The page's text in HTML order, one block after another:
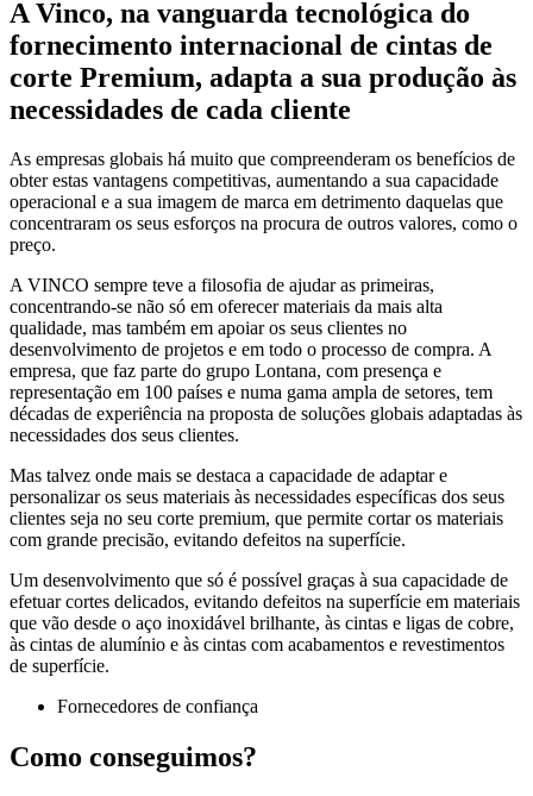
A Vinco, na vanguarda tecnológica do
fornecimento internacional de cintas de
corte Premium, adapta a sua produção às
necessidades de cada cliente
As empresas globais há muito que compreenderam os benefícios de
obter estas vantagens competitivas, aumentando a sua capacidade
operacional e a sua imagem de marca em detrimento daquelas que
concentraram os seus esforços na procura de outros valores, como o
preço.
A VINCO sempre teve a filosofia de ajudar as primeiras,
concentrando-se não só em oferecer materiais da mais alta
qualidade, mas também em apoiar os seus clientes no
desenvolvimento de projetos e em todo o processo de compra. A
empresa, que faz parte do grupo Lontana, com presença e
representação em 100 países e numa gama ampla de setores, tem
décadas de experiência na proposta de soluções globais adaptadas às
necessidades dos seus clientes.
Mas talvez onde mais se destaca a capacidade de adaptar e
personalizar os seus materiais às necessidades específicas dos seus
clientes seja no seu corte premium, que permite cortar os materiais
com grande precisão, evitando defeitos na superfície.
Um desenvolvimento que só é possível graças à sua capacidade de
efetuar cortes delicados, evitando defeitos na superfície em materiais
que vão desde o aço inoxidável brilhante, às cintas e ligas de cobre,
às cintas de alumínio e às cintas com acabamentos e revestimentos
de superfície.
Fornecedores de confiança
Como conseguimos?